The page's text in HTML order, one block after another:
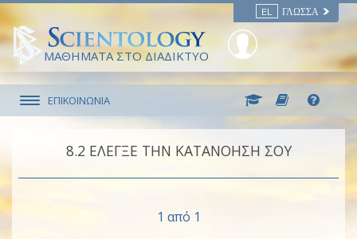
EL ΓΛΏΣΣΑ
ΜΑΘΗΜΑΤΑ ΣΤΟ ΔΙΑΔΙΚΤΥΟ
ΕΠΙΚΟΙΝΩΝΙΑ
8.‎2 ΕΛΕΓΞΕ ΤΗΝ ΚΑΤΑΝΟΗΣΗ ΣΟΥ
1 από 1